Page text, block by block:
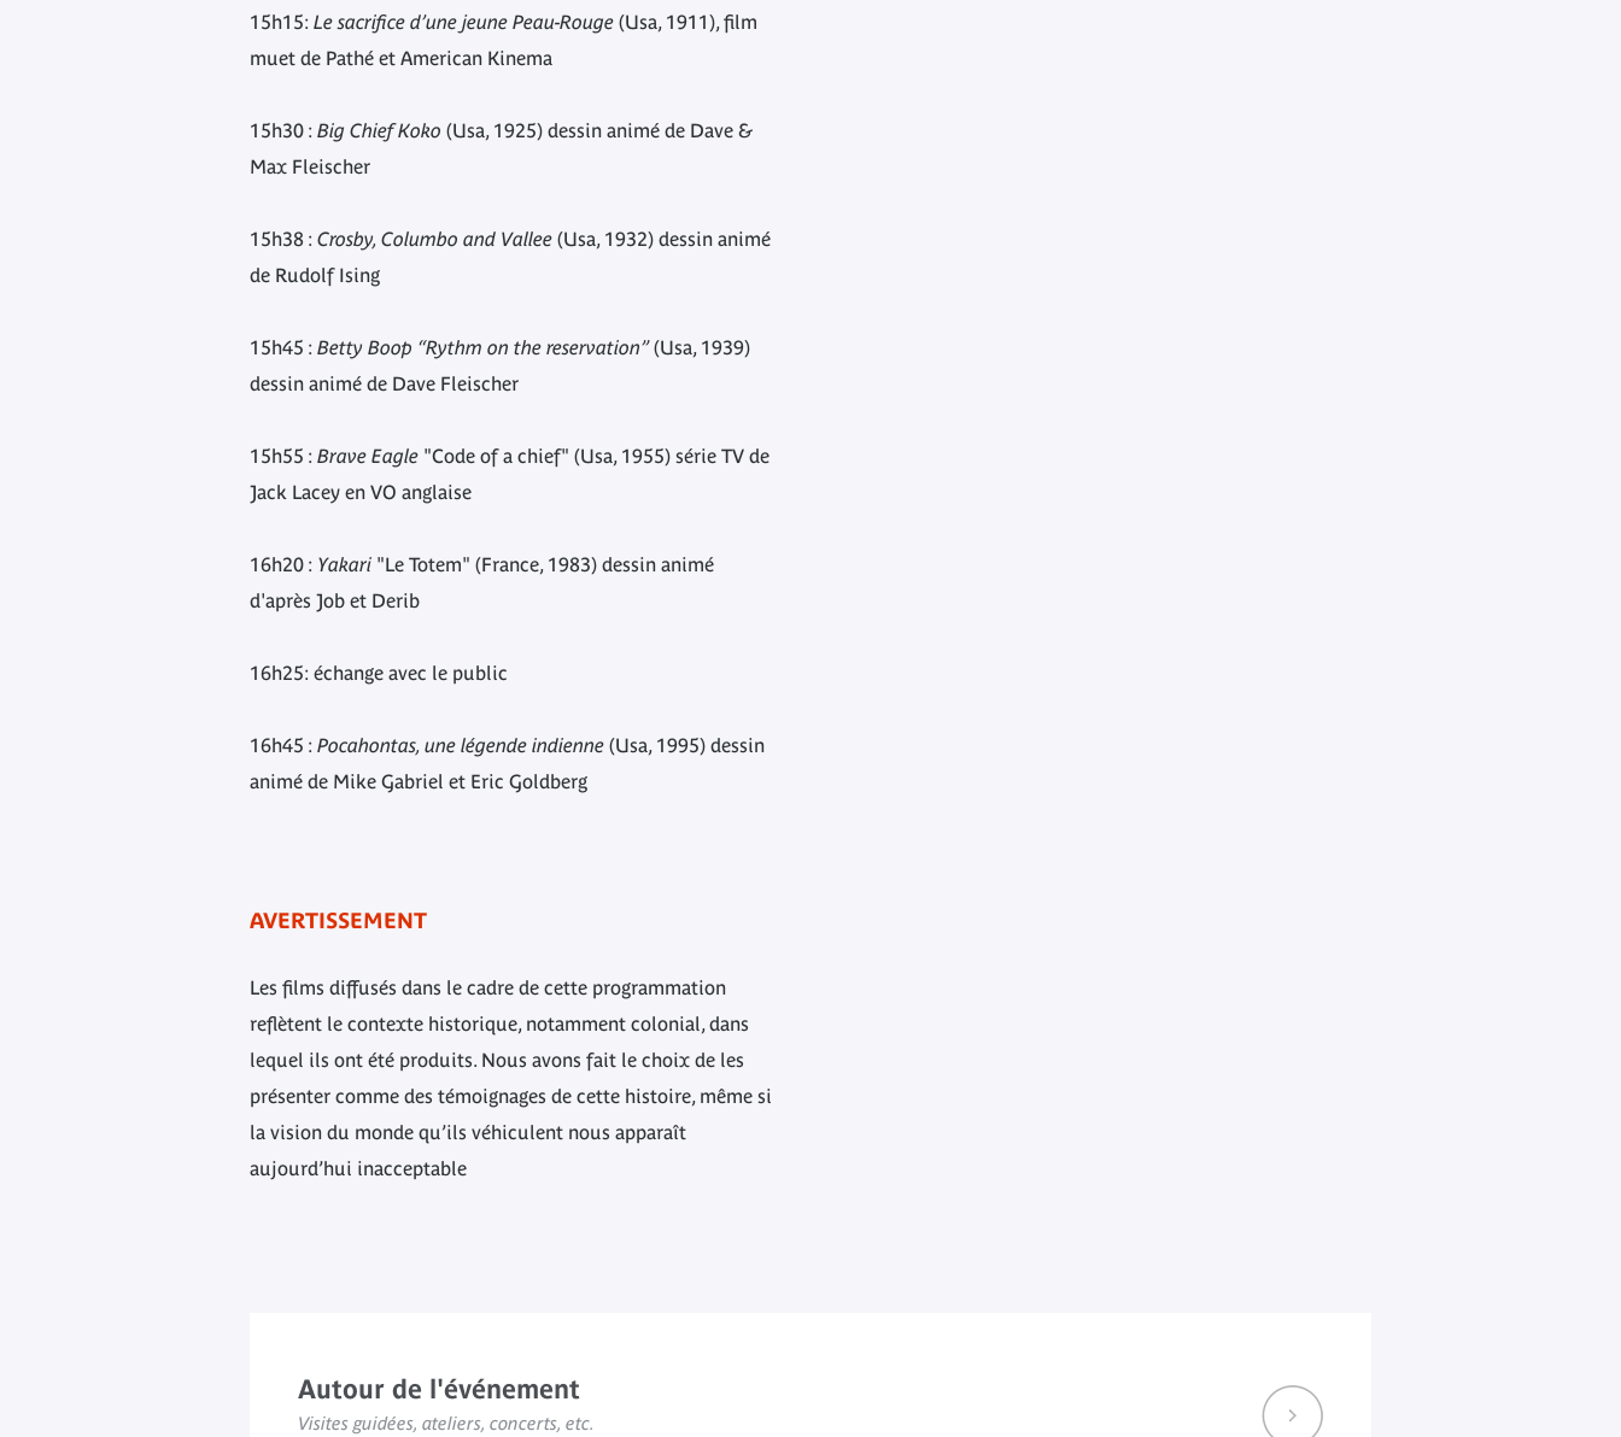
15h15: Le sacrifice d’une jeune Peau-Rouge (Usa, 1911), film
muet de Pathé et American Kinema
15h30 : Big Chief Koko (Usa, 1925) dessin animé de Dave &
Max Fleischer
15h38 : Crosby, Columbo and Vallee (Usa, 1932) dessin animé
de Rudolf Ising
15h45 : Betty Boop “Rythm on the reservation”(Usa, 1939)
dessin animé de Dave Fleischer
15h55 : Brave Eagle "Code of a chief" (Usa, 1955) série TV de
Jack Lacey en VO anglaise
16h20 : Yakari "Le Totem" (France, 1983) dessin animé
d'après Job et Derib
16h25: échange avec le public
16h45 : Pocahontas, une légende indienne (Usa, 1995) dessin
animé de Mike Gabriel et Eric Goldberg
AVERTISSEMENT
Les films diffusés dans le cadre de cette programmation
reflètent le contexte historique, notamment colonial, dans
lequel ils ont été produits. Nous avons fait le choix de les
présenter comme des témoignages de cette histoire, même si
la vision du monde qu’ils véhiculent nous apparaît
aujourd’hui inacceptable
Autour de l'événement
Visites guidées, ateliers, concerts, etc.